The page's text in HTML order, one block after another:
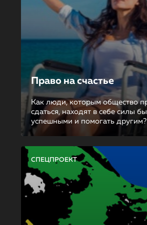
Право на счастье
Как люди, которым общество
сдаться, находят в себе силы
успешными и помогать другим?
СПЕЦПРОЕКТ